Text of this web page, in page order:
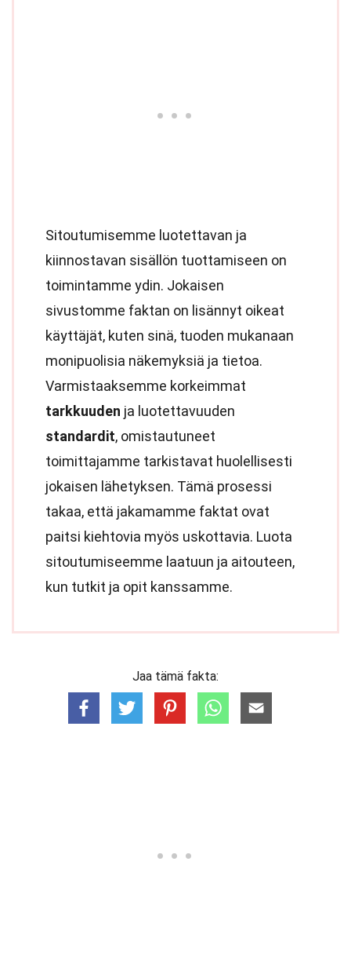
Sitoutumisemme luotettavan ja
kiinnostavan sisällön tuottamiseen on
toimintamme ydin. Jokaisen
sivustomme faktan on lisännyt oikeat
käyttäjät, kuten sinä, tuoden mukanaan
monipuolisia näkemyksiä ja tietoa.
Varmistaaksemme korkeimmat
tarkkuuden ja luotettavuuden
standardit, omistautuneet
toimittajamme tarkistavat huolellisesti
jokaisen lähetyksen. Tämä prosessi
takaa, että jakamamme faktat ovat
paitsi kiehtovia myös uskottavia. Luota
sitoutumiseemme laatuun ja aitouteen,
kun tutkit ja opit kanssamme.
Jaa tämä fakta: